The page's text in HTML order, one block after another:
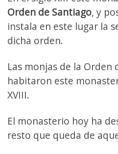
Orden de Santiago, y
instala en este lugar la
dicha orden.
Las monjas de la Orden
habitaron este
XVIII.
El monasterio hoy ha
resto que queda de